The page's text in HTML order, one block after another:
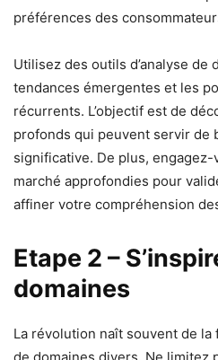
préférences des
Utilisez des outils d’analyse
tendances émergentes et les
récurrents. L’objectif est de
profonds qui peuvent servir de
significative. De plus,
marché approfondies pour
affiner votre compréhension
Etape 2 –
domaines
La révolution naît souvent de la